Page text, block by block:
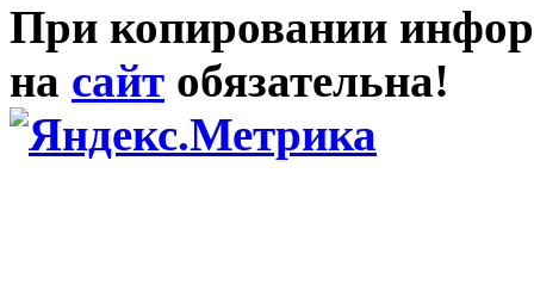
При копировании
на сайт обязательна!